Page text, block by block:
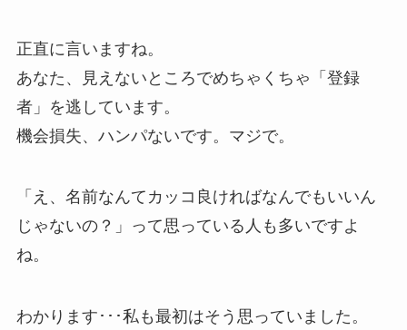
正直に言いますね。
あなた、見えないところでめちゃくちゃ「登録
者」を逃しています。
機会損失、ハンパないです。マジで。
「え、名前なんてカッコ良ければなんでもいいん
じゃないの？」って思っている人も多いですよ
ね。
わかります･･･私も最初はそう思っていました。